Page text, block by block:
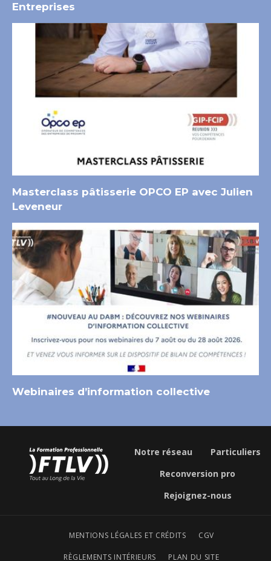
Entreprises
Masterclass pâtisserie OPCO EP avec Julien
Leveneur
Webinaires d’information collective
Notre réseau
Particuliers
Reconversion pro
Rejoignez-nous
MENTIONS LÉGALES ET CRÉDITS CGV
RÈGLEMENTS INTÉRIEURS PLAN DU SITE